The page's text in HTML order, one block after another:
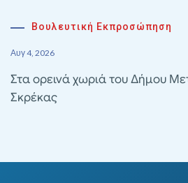
Βουλευτική Εκπροσώπηση
Αυγ 4, 2026
Στα ορεινά χωριά του Δήμου
Σκρέκας